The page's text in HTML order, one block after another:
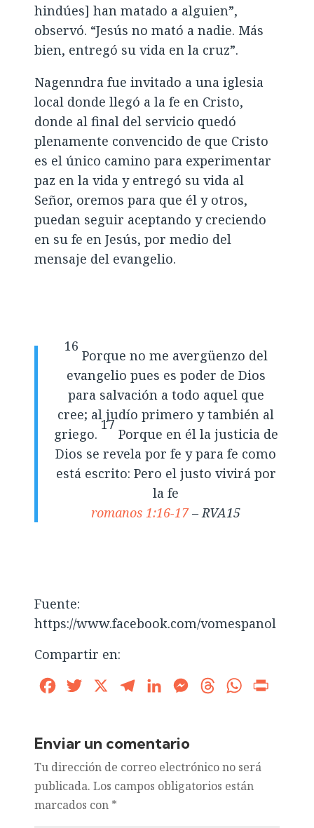
hindúes] han matado a alguien”,
observó. “Jesús no mató a nadie. Más
bien, entregó su vida en la cruz”.
Nagenndra fue invitado a una iglesia
local donde llegó a la fe en Cristo,
donde al final del servicio quedó
plenamente convencido de que Cristo
es el único camino para experimentar
paz en la vida y entregó su vida al
Señor, oremos para que él y otros,
puedan seguir aceptando y creciendo
en su fe en Jesús, por medio del
mensaje del evangelio.
16
Porque no me avergüenzo del
evangelio pues es poder de Dios
para salvación a todo aquel que
cree; al judío primero y también al
griego.
17
Porque en él la justicia de
Dios se revela por fe y para fe como
está escrito: Pero el justo vivirá por
la fe
romanos 1:16-17– RVA15
Fuente:
https://www.facebook.com/vomespanol
Compartir en:
FacebookTwitter TelegramLinkedInMessengerThreadsWhatsApp
Enviar un comentario
Tu dirección de correo electrónico no será
publicada. Los campos obligatorios están
marcados con *